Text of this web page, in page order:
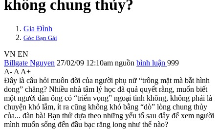
không chung thủy?
Gia Đình
Góc Bạn Gái
VN EN
Billgate Nguyen 27/02/09 12:10am nguồn bình luận 999
A- A A+
Đây là câu hỏi muôn đời của người phụ nữ “trông mặt mà bắt hình
dong” chăng? Nhiều nhà tâm lý học đã quả quyết rằng, muốn biết
một người đàn ông có “triển vọng” ngoại tình không, không phải là
chuyện khó lắm, ít ra cũng không khó bằng “dò” lòng chung thủy
của... đàn bà! Bạn thử dựa theo những yếu tố sau đây để xem người
mình muốn sống đến đầu bạc răng long như thế nào?